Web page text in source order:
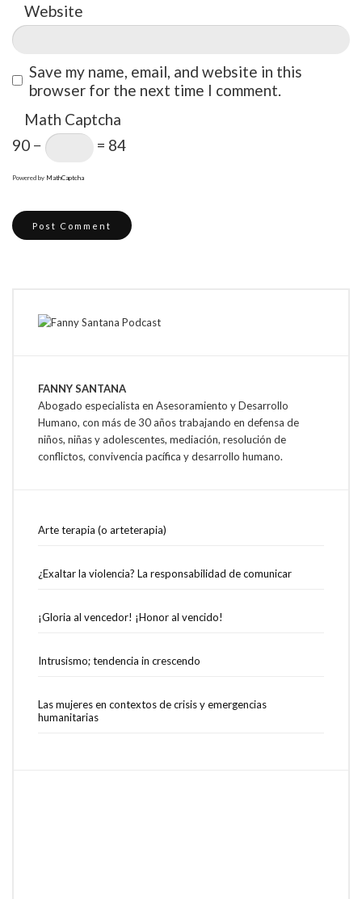
Website
Save my name, email, and website in this
browser for the next time I comment.
Math Captcha
90 −
= 84
Powered by MathCaptcha
FANNY SANTANA
Abogado especialista en Asesoramiento y Desarrollo
Humano, con más de 30 años trabajando en defensa de
niños, niñas y adolescentes, mediación, resolución de
conflictos, convivencia pacífica y desarrollo humano.
Arte terapia (o arteterapia)
¿Exaltar la violencia? La responsabilidad de comunicar
¡Gloria al vencedor! ¡Honor al vencido!
Intrusismo; tendencia in crescendo
Las mujeres en contextos de crisis y emergencias
humanitarias